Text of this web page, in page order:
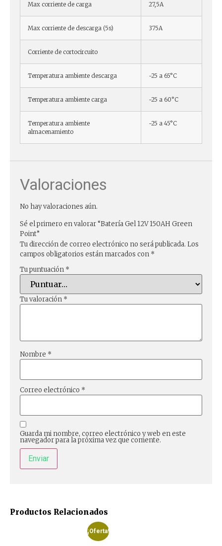
Productos Relacionados
¡Oferta!
Max corriente de carga 27,5A
Max corriente de descarga (5s) 375A
Corriente de cortocircuito
Temperatura ambiente descarga -25 a 65°C
Temperatura ambiente carga -25 a 60°C
Temperatura ambiente
almacenamiento
-25 a 45°C
Valoraciones
No hay valoraciones aún.
Sé el primero en valorar “Batería Gel 12V 150AH Green
Point”
Tu dirección de correo electrónico no será publicada. Los
campos obligatorios están marcados con *
Tu puntuación *
Tu valoración *
Nombre *
Correo electrónico *
Guarda mi nombre, correo electrónico y web en este
navegador para la próxima vez que comente.